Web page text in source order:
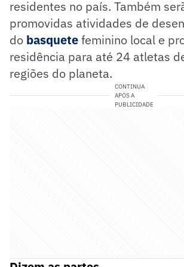
residentes no país. Também
promovidas atividades de
do basquetefeminino local e
residência para até 24 atletas
regiões do planeta.
CONTINUA
APÓS A
PUBLICIDADE